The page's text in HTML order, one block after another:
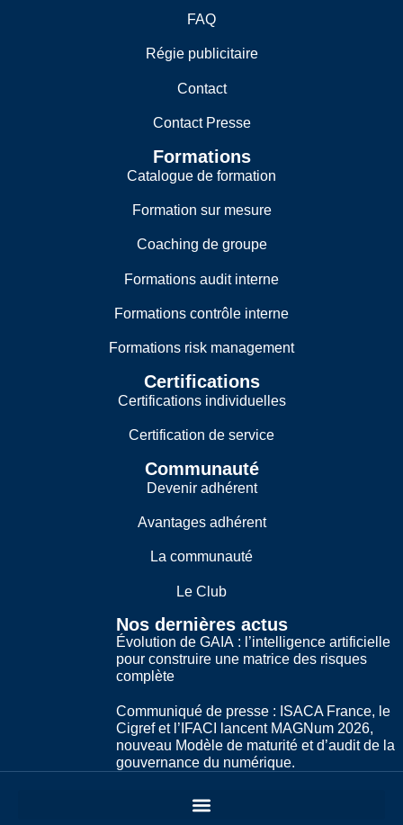
FAQ
Régie publicitaire
Contact
Contact Presse
Formations
Catalogue de formation
Formation sur mesure
Coaching de groupe
Formations audit interne
Formations contrôle interne
Formations risk management
Certifications
Certifications individuelles
Certification de service
Communauté
Devenir adhérent
Avantages adhérent
La communauté
Le Club
Nos dernières actus
Évolution de GAIA : l’intelligence artificielle
pour construire une matrice des risques
complète
Communiqué de presse : ISACA France, le
Cigref et l’IFACI lancent MAGNum 2026,
nouveau Modèle de maturité et d’audit de la
gouvernance du numérique.